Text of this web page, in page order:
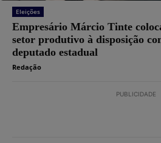
Eleições
Empresário Márcio Tinte
setor produtivo à disposição
deputado estadual
Redação
PUBLICIDADE